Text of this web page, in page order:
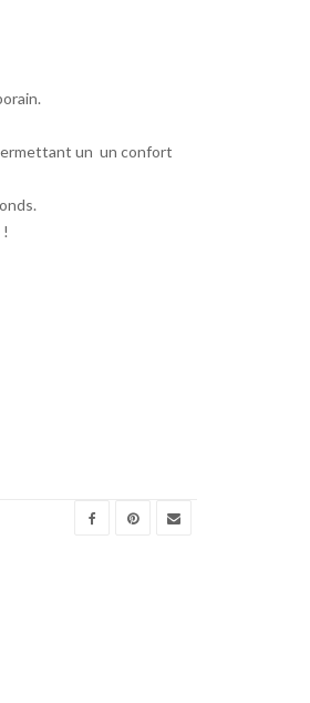
un un confort